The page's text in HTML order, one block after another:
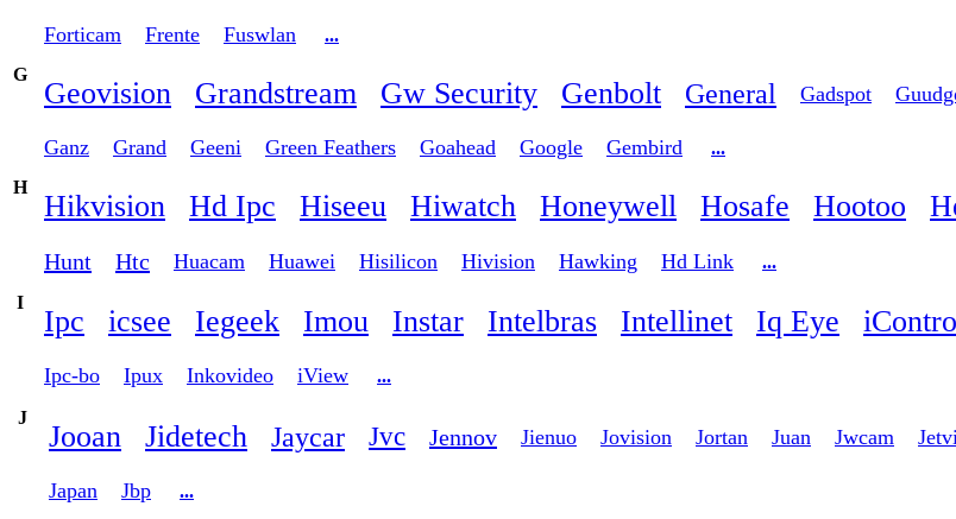
Forticam Frente Fuswlan
...
G
Geovision Grandstream Gw Security Genbolt General Gadspot
Ganz Grand Geeni Green Feathers Goahead Google Gembird
...
H
Hikvision Hd Ipc Hiseeu Hiwatch Honeywell Hosafe Hootoo
Hunt Htc Huacam Huawei Hisilicon Hivision Hawking Hd Link ...
I
Ipc icsee Iegeek Imou Instar Intelbras Intellinet Iq Eye
Ipc-bo Ipux Inkovideo iView ...
J
Jooan Jidetech Jaycar Jvc Jennov Jienuo Jovision Jortan Juan Jwcam
Japan Jbp
...